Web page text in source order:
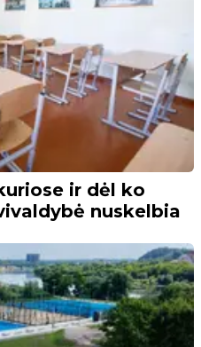
ir dėl ko
nuskelbia